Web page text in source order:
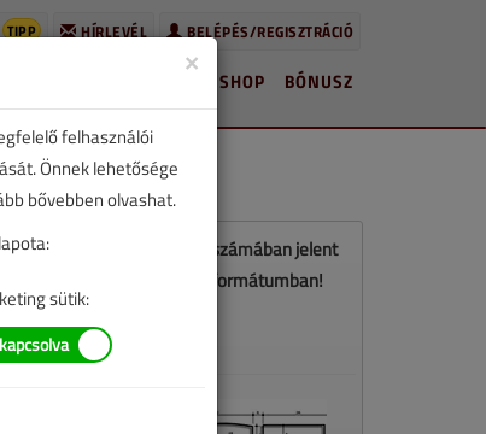
BELÉPÉS/REGISZTRÁCIÓ
HÍRLEVÉL
TIPP
BÓNUSZ
SHOP
a VGF&HKL 2016. áprilisi számában jelent
Töltse le a lapszámot PDF formátumban!
×
felhasználói
Önnek lehetősége
bővebben olvashat.
sütik: